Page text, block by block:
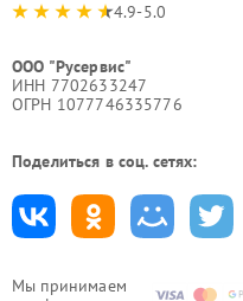
Мы принимаем
4.9-5.0
ООО "Русервис"
ИНН 7702633247
ОГРН 1077746335776
Поделиться в соц. сетях: